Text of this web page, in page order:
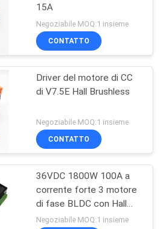
15A
Negoziabile MOQ:1 insieme
CONTATTO
Driver del motore di CC
di V7.5E Hall Brushless
Negoziabile MOQ:1 insieme
CONTATTO
36VDC 1800W 100A a
corrente forte 3 motore
di fase BLDC con Hall
Sensors
Negoziabile MOQ:1 insieme